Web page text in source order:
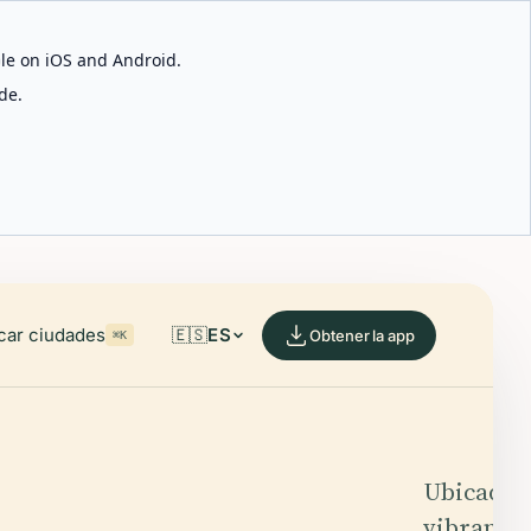
on iOS and Android.
ciudades ⌘K 🇪🇸ES Obtener la app
Ubicada